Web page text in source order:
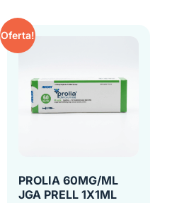
Oferta!
PROLIA 60MG/ML
JGA PRELL 1X1ML